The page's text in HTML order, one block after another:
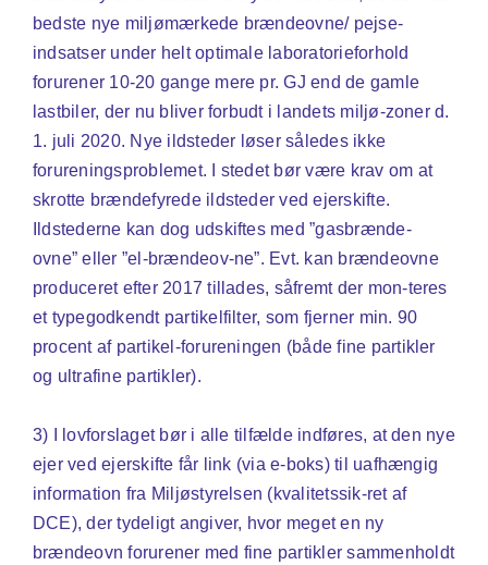
bedste nye miljømærkede brændeovne/ pejse-
indsatser under helt optimale laboratorieforhold
forurener 10-20 gange mere pr. GJ end de gamle
lastbiler, der nu bliver forbudt i landets miljø-zoner d.
1. juli 2020. Nye ildsteder løser således ikke
forureningsproblemet. I stedet bør være krav om at
skrotte brændefyrede ildsteder ved ejerskifte.
Ildstederne kan dog udskiftes med ”gasbrænde-
ovne” eller ”el-brændeov-ne”. Evt. kan brændeovne
produceret efter 2017 tillades, såfremt der mon-teres
et typegodkendt partikelfilter, som fjerner min. 90
procent af partikel-forureningen (både fine partikler
og ultrafine partikler).
3) I lovforslaget bør i alle tilfælde indføres, at den nye
ejer ved ejerskifte får link (via e-boks) til uafhængig
information fra Miljøstyrelsen (kvalitetssik-ret af
DCE), der tydeligt angiver, hvor meget en ny
brændeovn forurener med fine partikler sammenholdt